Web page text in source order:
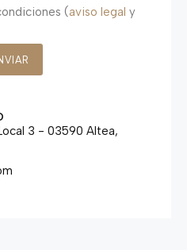
(aviso legal y
3 - 03590 Altea,